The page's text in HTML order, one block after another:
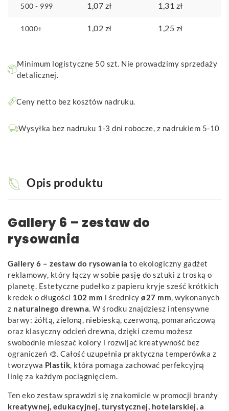
500 - 999 1,07 zł 1,31 zł
1000+ 1,02 zł 1,25 zł
Minimum logistyczne 50 szt. Nie prowadzimy sprzedaży
detalicznej.
Ceny netto bez kosztów nadruku.
Wysyłka bez nadruku 1-3 dni robocze, z nadrukiem 5-10
Opis produktu
Gallery 6 – zestaw do
rysowania
Gallery 6 – zestaw do rysowania to ekologiczny gadżet
reklamowy, który łączy w sobie pasję do sztuki z troską o
planetę. Estetyczne pudełko z papieru kryje sześć krótkich
kredek o długości 102 mm i średnicy ø27 mm, wykonanych
z naturalnego drewna. W środku znajdziesz intensywne
barwy: żółtą, zieloną, niebieską, czerwoną, pomarańczową
oraz klasyczny odcień drewna, dzięki czemu możesz
swobodnie mieszać kolory i rozwijać kreatywność bez
ograniczeń 🎨. Całość uzupełnia praktyczna temperówka z
tworzywa Plastik, która pomaga zachować perfekcyjną
linię za każdym pociągnięciem.
Ten eko zestaw sprawdzi się znakomicie w promocji branży
kreatywnej, edukacyjnej, turystycznej, hotelarskiej, a